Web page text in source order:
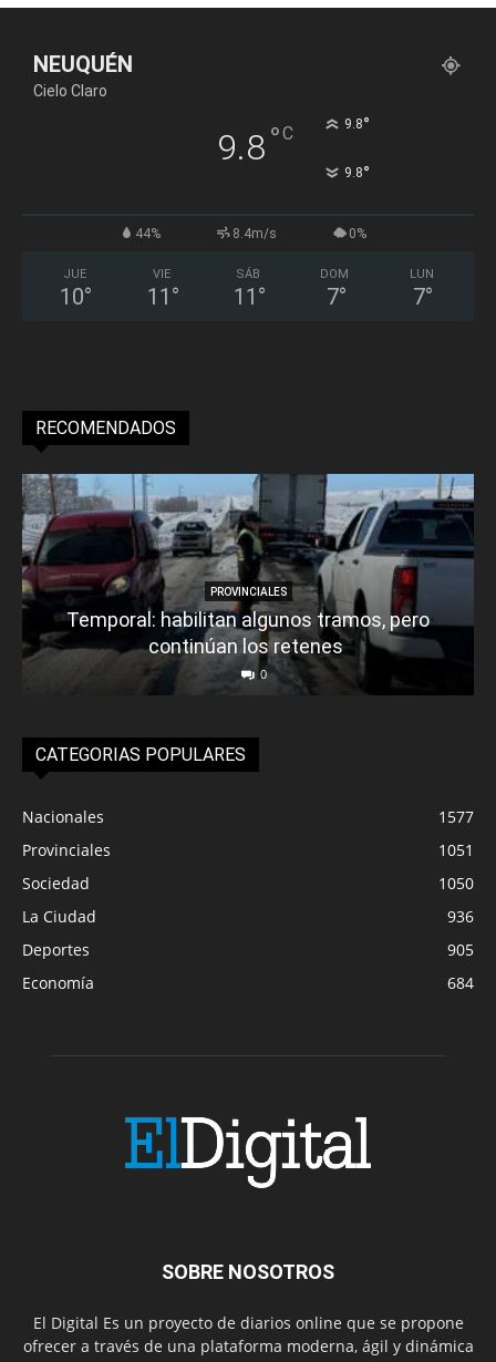
NEUQUÉN
Cielo Claro
9.8°C 9.8°
9.8°
44% 8.4m/s 0%
JUE
10°
VIE
11 °
SÁB
11 °
DOM
7°
LUN
7°
RECOMENDADOS
PROVINCIALES
Temporal: habilitan algunos tramos, pero
continúan los retenes
0
CATEGORIAS POPULARES
Nacionales
1577
Provinciales
1051
Sociedad
1050
La Ciudad
936
Deportes
905
Economía
684
SOBRE NOSOTROS
El Digital Es un proyecto de diarios online que se propone
ofrecer a través de una plataforma moderna, ágil y dinámica